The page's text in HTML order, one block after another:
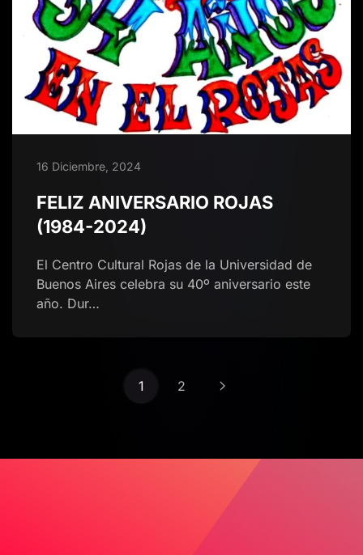
16 Diciembre, 2024
FELIZ ANIVERSARIO ROJAS
(1984-2024)
El Centro Cultural Rojas de la Universidad de
Buenos Aires celebra su 40º aniversario este
año. Dur…
1 2